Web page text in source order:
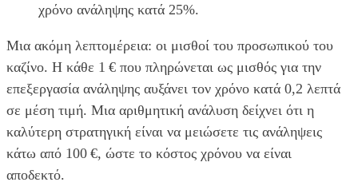
χρόνο ανάληψης κατά 25%.
Μια ακόμη λεπτομέρεια: οι μισθοί του προσωπικού του
καζίνο. Η κάθε 1 € που πληρώνεται ως μισθός για την
επεξεργασία ανάληψης αυξάνει τον χρόνο κατά 0,2 λεπτά
σε μέση τιμή. Μια αριθμητική ανάλυση δείχνει ότι η
καλύτερη στρατηγική είναι να μειώσετε τις ανάληψεις
κάτω από 100 €, ώστε το κόστος χρόνου να είναι
αποδεκτό.